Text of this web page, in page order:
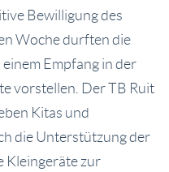
Bewilligung des
Woche durften die
Empfang in der
vorstellen. Der TB Ruit
Kitas und
die Unterstützung der
Kleingeräte zur